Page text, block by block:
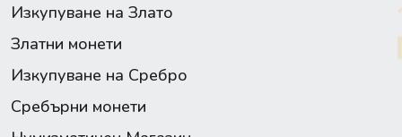
Изкупуване на Злато
Златни монети
Изкупуване на Сребро
Сребърни монети